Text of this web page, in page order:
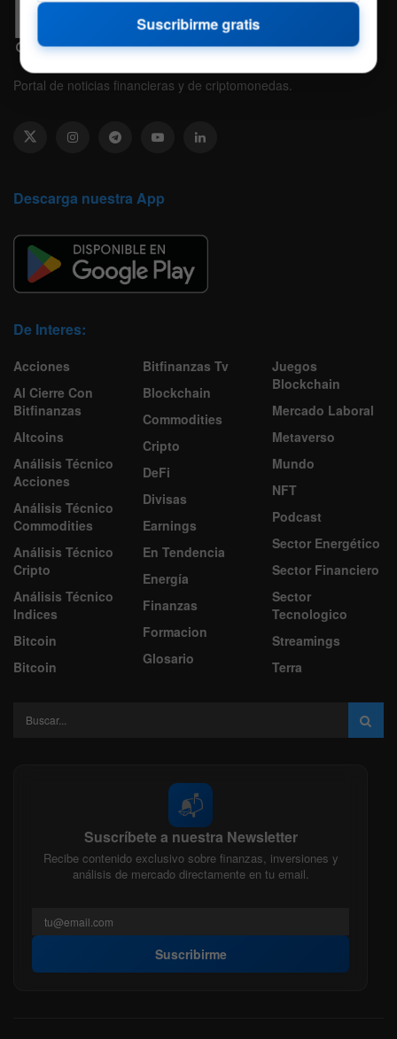
Portal de noticias financieras y de criptomonedas.
Descarga nuestra App
De Interes:
Acciones
Al Cierre Con
Bitfinanzas
Altcoins
Análisis Técnico
Acciones
Análisis Técnico
Commodities
Análisis Técnico
Cripto
Análisis Técnico
Indices
Bitcoin
Bitcoin
Bitfinanzas Tv
Blockchain
Commodities
Cripto
DeFi
Divisas
Earnings
En Tendencia
Energía
Finanzas
Formacion
Glosario
Juegos
Blockchain
Mercado Laboral
Metaverso
Mundo
NFT
Podcast
Sector Energético
Sector Financiero
Sector
Tecnologico
Streamings
Terra
📬
Suscríbete a nuestra Newsletter
Recibe contenido exclusivo sobre finanzas, inversiones y
análisis de mercado directamente en tu email.
Suscribirme
Suscribirme gratis